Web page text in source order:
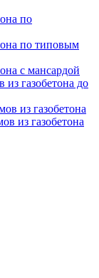
по
по типовым
с мансардой
газобетона до
из газобетона
из газобетона